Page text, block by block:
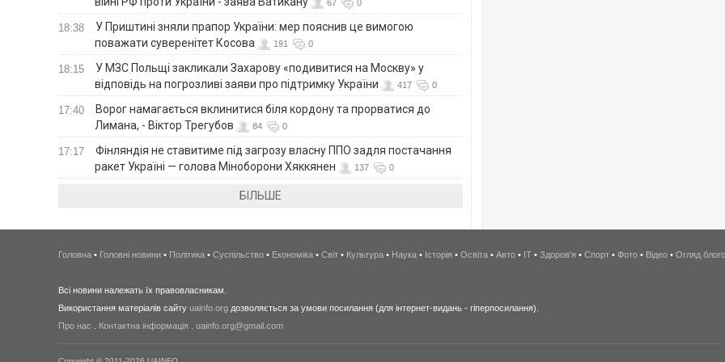
67 0
18:38
У Приштині зняли прапор України: мер пояснив це вимогою
поважати суверенітет Косова
191 0
18:15
У МЗС Польщі закликали Захарову «подивитися на Москву» у
відповідь на погрозливі заяви про підтримку України
417 0
17:40
Ворог намагається вклинитися біля кордону та прорватися до
Лимана, - Віктор Трегубов
84 0
17:17
Фінляндія не ставитиме під загрозу власну ППО задля постачання
ракет Україні — голова Міноборони Хяккянен
137 0
БІЛЬШЕ
Головна • Головні новини • Політика • Суспільство • Економіка • Світ • Культура • Наука • Історія • Освіта • Авто • IT • Здоров'я • Спорт • Фото • Відео • Огляд
Всі новини належать їх правовласникам.
Використання матеріалів сайту uainfo.org дозволяється за умови посилання (для інтернет-видань - гіперпосилання).
Про нас
Контактна інформація uainfo.org@gmail.com